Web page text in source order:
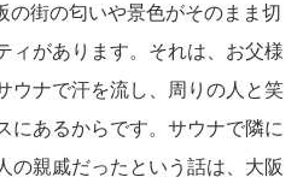
の街の匂いや景色がそのまま切
ィがあります。それは、お父様
ウナで汗を流し、周りの人と笑
にあるからです。サウナで隣に
の親戚だったという話は、大阪